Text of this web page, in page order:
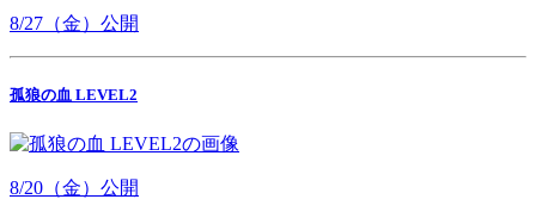
8/27（金）公開
孤狼の血 LEVEL2
8/20（金）公開